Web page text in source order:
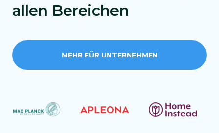
allen Bereichen
MEHR FÜR UNTERNEHMEN